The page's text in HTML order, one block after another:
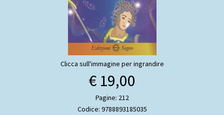
Clicca sull'immagine per ingrandire
€ 19,00
Pagine: 212
Codice: 9788893185035